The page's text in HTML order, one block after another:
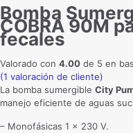
Bomba
COBRA 90M
fecales
Valorado con 4.00 de 5 en
(1 valoración de cliente)
La bomba sumergible City
manejo eficiente de aguas
– Monofásicas 1 x 230 V.